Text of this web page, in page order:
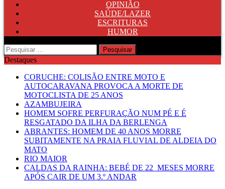
OPINIÃO
SAÚDE/LAZER
ESCRITURAS
HUMOR
Pesquisar
por:
Destaques
CORUCHE: COLISÃO ENTRE MOTO E
AUTOCARAVANA PROVOCA A MORTE DE
MOTOCLISTA DE 25 ANOS
AZAMBUJEIRA
HOMEM SOFRE PERFURAÇÃO NUM PÉ E É
RESGATADO DA ILHA DA BERLENGA
ABRANTES: HOMEM DE 40 ANOS MORRE
SUBITAMENTE NA PRAIA FLUVIAL DE ALDEIA DO
MATO
RIO MAIOR
CALDAS DA RAINHA: BEBÉ DE 22 MESES MORRE
APÓS CAIR DE UM 3.º ANDAR